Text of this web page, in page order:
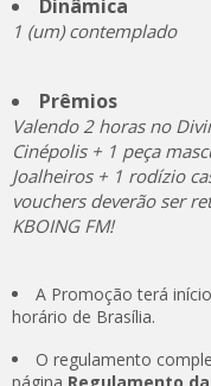
Dinâmica
1 (um) contemplado
Prêmios
Valendo 2 horas no
Cinépolis + 1 peça
Joalheiros + 1 rodízio
vouchers deverão ser
KBOING FM!
A Promoção terá
horário de Brasília.
O regulamento